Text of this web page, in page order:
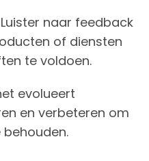
Luister naar feedback
of diensten
te voldoen.
evolueert
en verbeteren om